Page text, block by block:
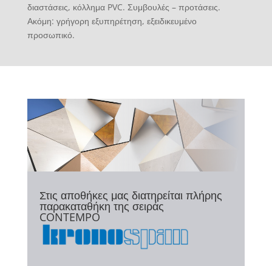
διαστάσεις, κόλλημα PVC. Συμβουλές – προτάσεις.
Ακόμη: γρήγορη εξυπηρέτηση, εξειδικευμένο
προσωπικό.
Στις αποθήκες μας διατηρείται πλήρης
παρακαταθήκη της σειράς
CONTEMPO